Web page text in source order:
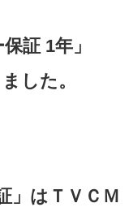
証 1年」
した。
」はＴＶＣＭ